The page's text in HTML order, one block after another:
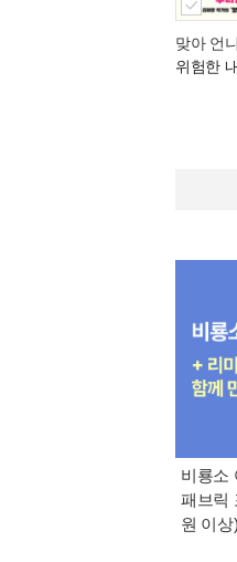
맞아 언
위험한
비룡소
패브릭
원 이